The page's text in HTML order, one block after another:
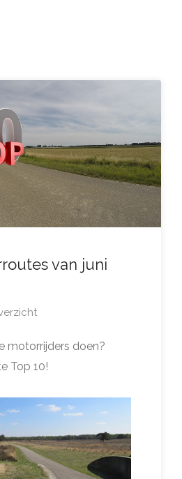
van juni
motorrijders doen?
Top 10!